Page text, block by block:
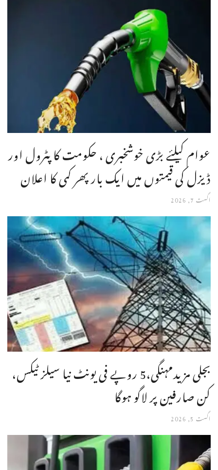
عوام کیلئے بڑی خوشخبری ، حکومت کا پٹرول اور
ڈیزل کی قیمتوں میں ایک بار پھر کمی کا اعلان
اگست 7, 2026
بجلی مزیدمہنگی،5 روپے فی یونٹ نیا سیلز ٹیکس،
کن صارفین پر لاگو ہوگا
اگست 5, 2026